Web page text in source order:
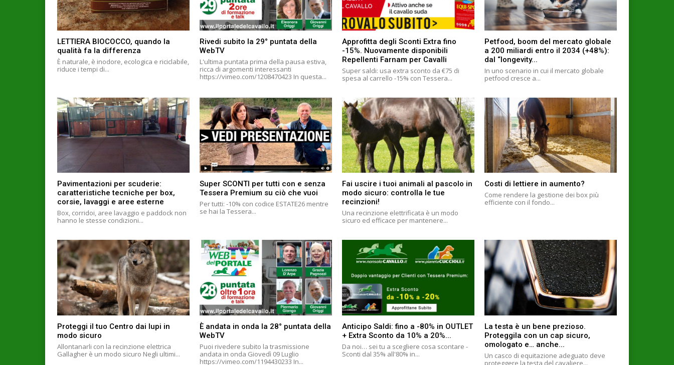
LETTIERA BIOCOCCO, quando la
qualità fa la differenza
È naturale, è inodore, ecologica e riciclabile,
riduce i tempi di...
Rivedi subito la 29° puntata della
WebTV
L'ultima puntata prima della pausa estiva,
ricca di argomenti interessanti
https://vimeo.com/1208470423 In questa...
Approfitta degli Sconti Extra fino
-15%. Nuovamente disponibili
Repellenti Farnam per Cavalli
Super saldi: usa extra sconto da €75 di
spesa al carrello -15% con Tessera...
Petfood, boom del mercato globale
a 200 miliardi entro il 2034 (+48%):
dal “longevity...
In uno scenario in cui il mercato globale
petfood cresce a...
Pavimentazioni per scuderie:
caratteristiche tecniche per box,
corsie, lavaggi e aree esterne
Box, corridoi, aree lavaggio e paddock non
hanno le stesse condizioni...
Super SCONTI per tutti con e senza
Tessera Premium su ciò che vuoi
Per tutti: -10% con codice ESTATE26 mentre
se hai la Tessera...
Fai uscire i tuoi animali al pascolo in
modo sicuro: controlla le tue
recinzioni!
Una recinzione elettrificata è un modo
sicuro ed efficace per mantenere...
Costi di lettiere in aumento?
Come rendere la gestione dei box più
efficiente con il fondo...
Proteggi il tuo Centro dai lupi in
modo sicuro
Allontanarli con la recinzione elettrica
Gallagher è un modo sicuro Negli ultimi...
È andata in onda la 28° puntata della
WebTV
Puoi rivedere subito la trasmissione
andata in onda Giovedì 09 Luglio
https://vimeo.com/1194430233 In...
Anticipo Saldi: fino a -80% in OUTLET
+ Extra Sconto da 10% a 20%...
Da noi… sei tu a scegliere cosa scontare -
Sconti dal 35% all'80% in...
La testa è un bene prezioso.
Proteggila con un cap sicuro,
omologato e… anche...
Un casco di equitazione adeguato deve
proteggere la testa del cavaliere...